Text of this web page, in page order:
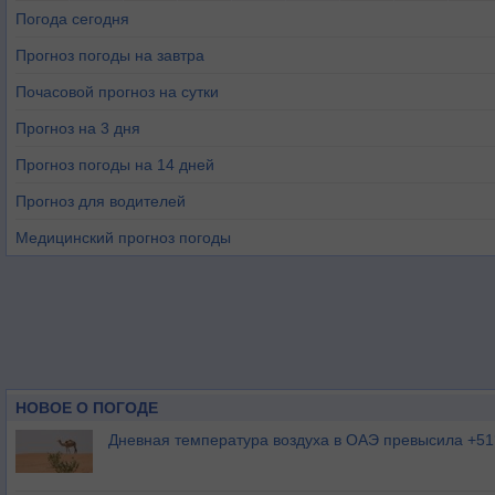
Погода сегодня
Прогноз погоды на завтра
Почасовой прогноз на сутки
Прогноз на 3 дня
Прогноз погоды на 14 дней
Прогноз для водителей
Медицинский прогноз погоды
НОВОЕ О ПОГОДЕ
Дневная температура воздуха в ОАЭ превысила